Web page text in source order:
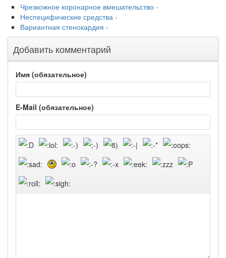
Чрезкожное коронарное вмешательство -
Неспецифические средства -
Вариантная стенокардия -
Добавить комментарий
Имя (обязательное)
E-Mail (обязательное)